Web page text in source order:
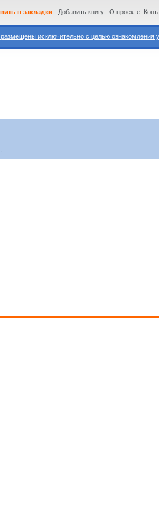
исключительно с целью ознакомления
в закладки Добавить книгу О проекте